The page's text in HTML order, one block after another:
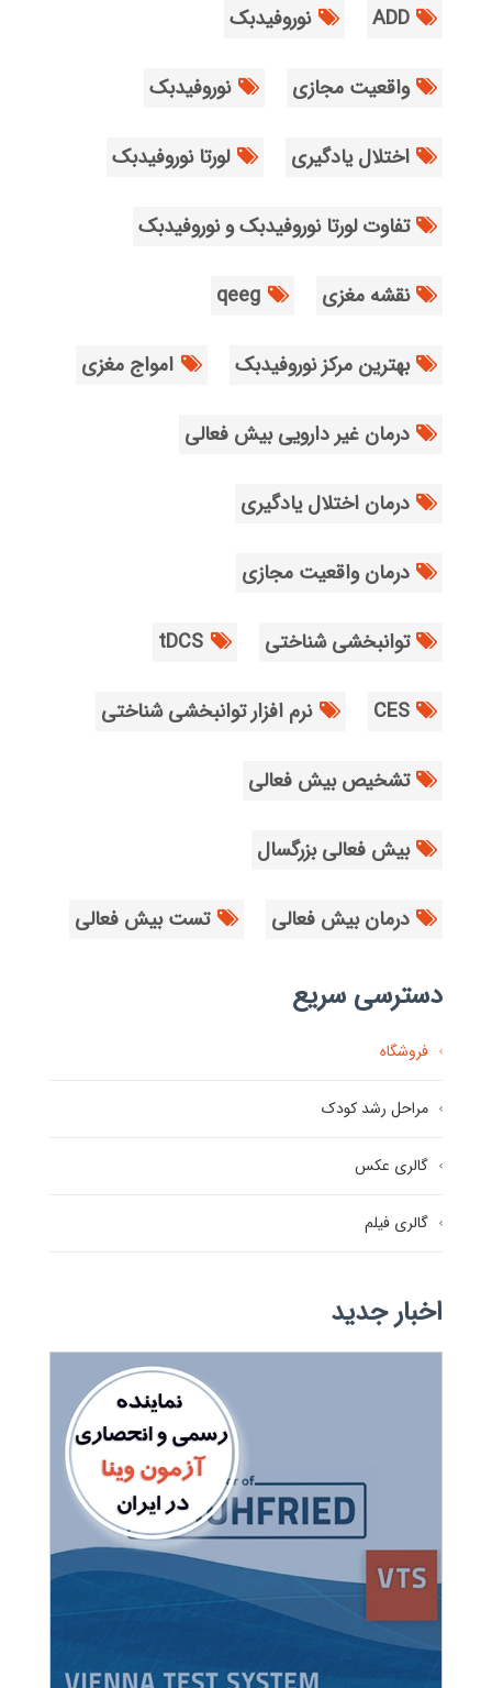
ADD نوروفیدبک
واقعیت مجازی نوروفیدبک
اختلال یادگیری لورتا نوروفیدبک
تفاوت لورتا نوروفیدبک و نوروفیدبک
نقشه مغزی qeeg
بهترین مرکز نوروفیدبک امواج مغزی
درمان غیر دارویی بیش فعالی
درمان اختلال یادگیری
درمان واقعیت مجازی
توانبخشی شناختی tDCS
CES نرم افزار توانبخشی شناختی
تشخیص بیش فعالی
بیش فعالی بزرگسال
درمان بیش فعالی تست بیش فعالی
دسترسی سریع
فروشگاه
مراحل رشد کودک
گالری عکس
گالری فیلم
اخبار جدید